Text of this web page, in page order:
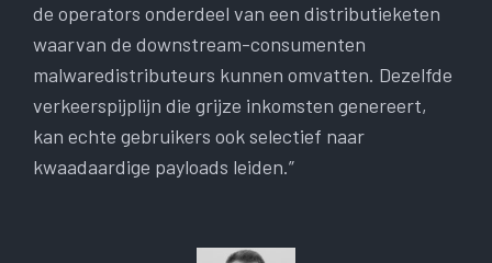
de operators onderdeel van een distributieketen
waarvan de downstream-consumenten
malwaredistributeurs kunnen omvatten. Dezelfde
verkeerspijplijn die grijze inkomsten genereert,
kan echte gebruikers ook selectief naar
kwaadaardige payloads leiden.”